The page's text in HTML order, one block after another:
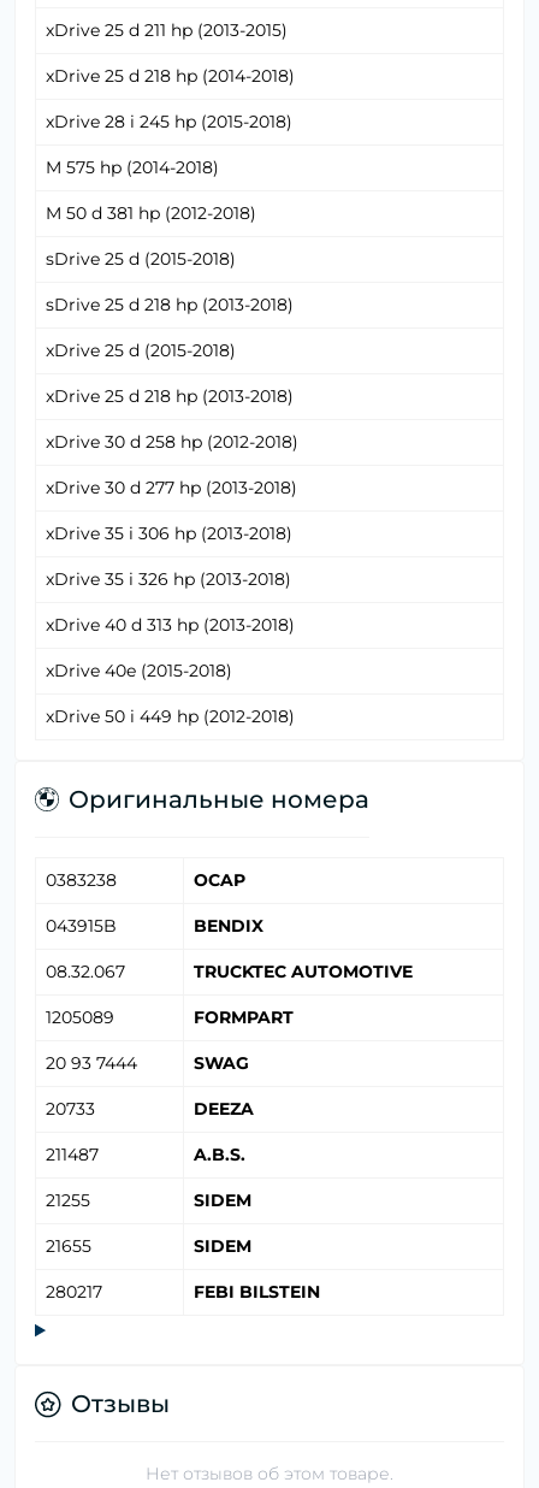
xDrive 25 d 211 hp (2013-2015)
xDrive 25 d 218 hp (2014-2018)
xDrive 28 i 245 hp (2015-2018)
M 575 hp (2014-2018)
M 50 d 381 hp (2012-2018)
sDrive 25 d (2015-2018)
sDrive 25 d 218 hp (2013-2018)
xDrive 25 d (2015-2018)
xDrive 25 d 218 hp (2013-2018)
xDrive 30 d 258 hp (2012-2018)
xDrive 30 d 277 hp (2013-2018)
xDrive 35 i 306 hp (2013-2018)
xDrive 35 i 326 hp (2013-2018)
xDrive 40 d 313 hp (2013-2018)
xDrive 40e (2015-2018)
xDrive 50 i 449 hp (2012-2018)
Оригинальные номера
0383238 OCAP
043915B BENDIX
08.32.067 TRUCKTEC AUTOMOTIVE
1205089 FORMPART
20 93 7444 SWAG
20733 DEEZA
211487 A.B.S.
21255 SIDEM
21655 SIDEM
280217 FEBI BILSTEIN
Отзывы
Нет отзывов об этом товаре.